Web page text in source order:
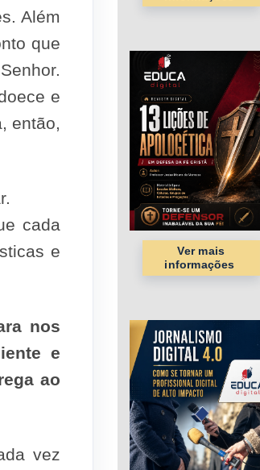
Além
que
e
então,
cada
e
nos
e
ao
vez